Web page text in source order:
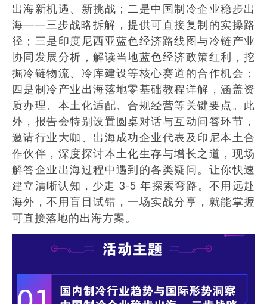
出海新机遇、新挑战；二是中国制冷企业稳步出
海——三步战略拆解，提供可直接复制的实操路
径；三是印度尼西亚蓝色经济路线图与冷链产业
协同发展分析，解读当地蓝色经济政策红利，挖
掘冷链物流、冷库建设等核心赛道的合作机会；
四是制冷产业出海落地零基础教程详解，涵盖资
质办理、本土化适配、合规经营等关键要点。此
外，报告会特别设置圆桌对话与互动问答环节，
邀请行业大咖、出海成功企业代表及印尼本土合
作伙伴，深度探讨本土化生存与增长之道，现场
解答企业出海过程中遇到的各类疑问。让你快速
建立清晰认知，少走 3-5 年探索弯路。不用远赴
海外，不用盲目试错，一场实战分享，就能掌握
可直接落地的出海方案。